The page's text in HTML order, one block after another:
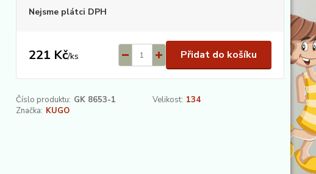
Nejsme plátci DPH
221 Kč/ks Přidat do košíku
Číslo produktu: GK 8653-1 Velikost: 134
Značka: KUGO